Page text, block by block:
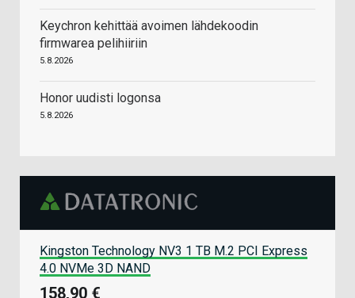
Keychron kehittää avoimen lähdekoodin
firmwarea pelihiiriin
5.8.2026
Honor uudisti logonsa
5.8.2026
Kingston Technology NV3 1 TB M.2 PCI Express
4.0 NVMe 3D NAND
158,90 €